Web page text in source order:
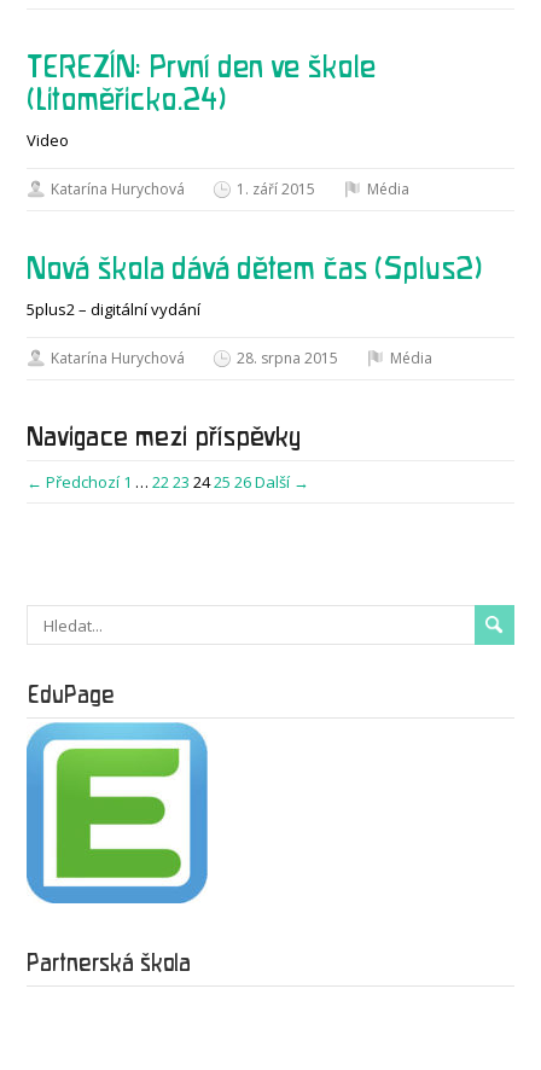
TEREZÍN: První den ve škole
(Litoměřicko.24)
Video
Katarína Hurychová 1. září 2015 Média
Nová škola dává dětem čas (5plus2)
5plus2 – digitální vydání
Katarína Hurychová 28. srpna 2015 Média
Navigace mezi příspěvky
← Předchozí 1 … 2223 2425 26Další →
EduPage
Partnerská škola